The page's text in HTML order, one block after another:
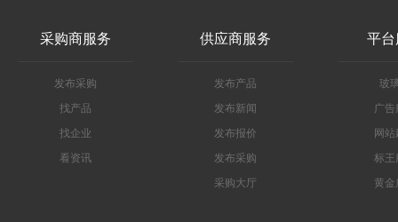
采购商服务
发布采购
找产品
找企业
看资讯
供应商服务
发布产品
发布新闻
发布报价
发布采购
采购大厅
平
玻
广告
网
标王
黄金